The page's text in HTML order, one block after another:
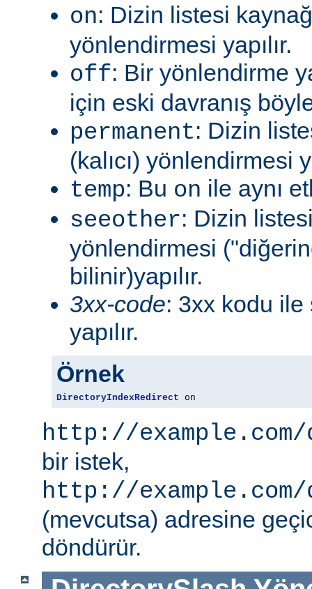
on: Dizin listesi
yönlendirmesi yapılır.
off: Bir yönlendirme
için eski davranış
permanent: Dizin
(kalıcı) yönlendirmesi
temp: Bu on ile aynı
seeother: Dizin
yönlendirmesi
bilinir)yapılır.
3xx-code: 3xx kodu
yapılır.
Örnek
DirectoryIndexRedirect on
http://example.com/
bir istek,
http://
(mevcutsa) adresine
döndürür.